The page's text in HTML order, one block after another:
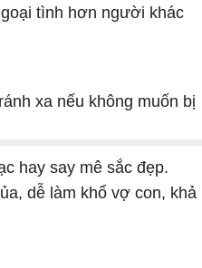
tình hơn người khác
hay say mê sắc đẹp.
dễ làm khổ vợ con, khả